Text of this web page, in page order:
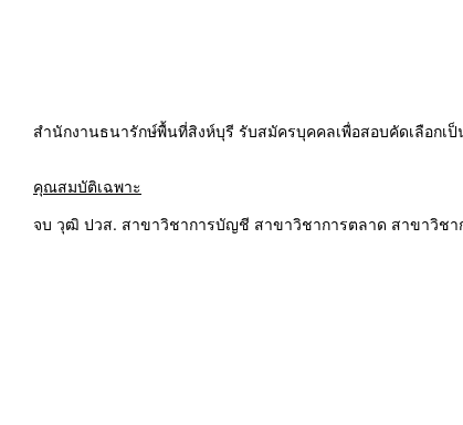
สำนักงานธนารักษ์พื้นที่สิงห์บุรี รับสมัครบุคคลเพื่อสอบคัดเลือกเ
คุณสมบัติเฉพาะ
จบ วุฒิ ปวส. สาขาวิชาการบัญชี สาขาวิชาการตลาด สาขาวิชา